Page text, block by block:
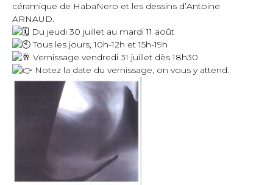
céramique de HabaNero et les dessins d’Antoine
ARNAUD.
Du jeudi 30 juillet au mardi 11 août
Tous les jours, 10h-12h et 15h-19h
Vernissage vendredi 31 juillet dès 18h30
Notez la date du vernissage, on vous y attend.